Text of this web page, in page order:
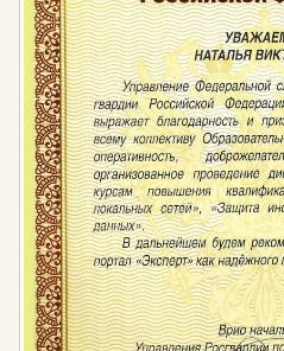
экологических
Несоблюдение
градостроительном
территории,
проектировании,
ремонте,
эксплуатации, выводе
строений,
капитального